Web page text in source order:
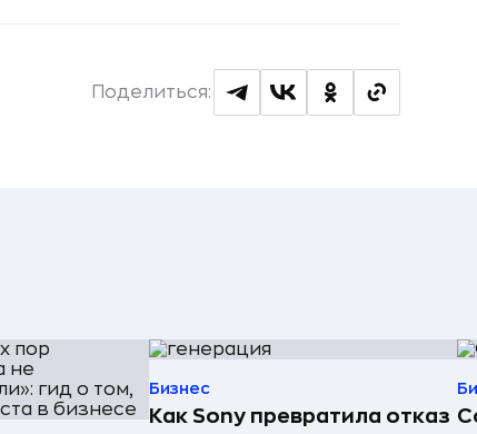
Поделиться:
Бизнес
Как Sony превратила отказ